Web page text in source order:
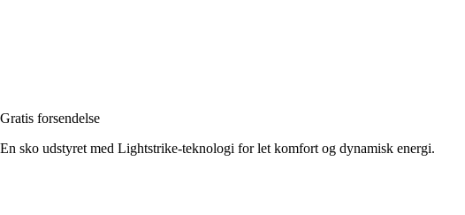
Gratis forsendelse
En sko udstyret med Lightstrike-teknologi for let komfort og dynamisk energi.